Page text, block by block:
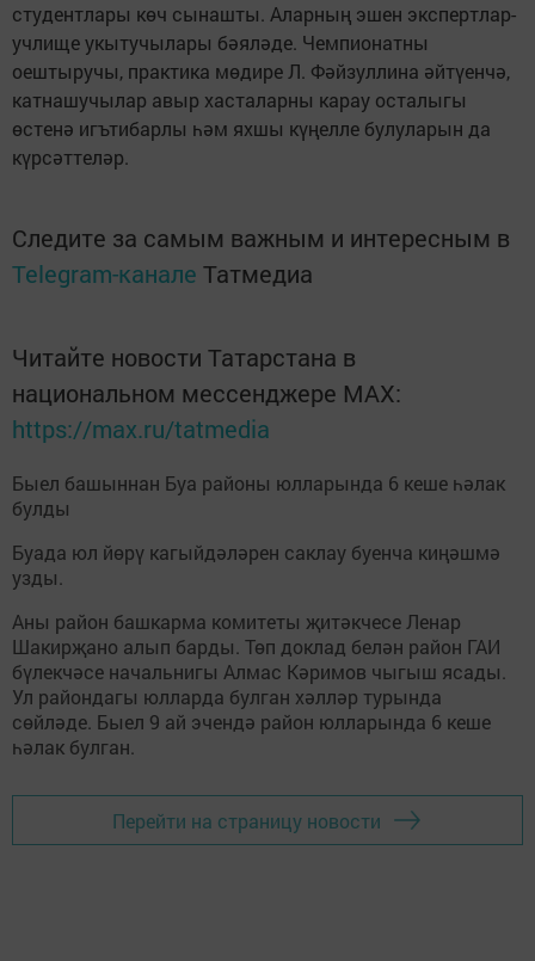
студентлары көч сынашты. Аларның эшен экспертлар-
учлище укытучылары бәяләде. Чемпионатны
оештыручы, практика мөдире Л. Фәйзуллина әйтүенчә,
катнашучылар авыр хасталарны карау осталыгы
өстенә игътибарлы һәм яхшы күңелле булуларын да
күрсәттеләр.
Следите за самым важным и интересным в
Telegram-канале Татмедиа
Читайте новости Татарстана в
национальном мессенджере MАХ:
https://max.ru/tatmedia
Быел башыннан Буа районы юлларында 6 кеше һәлак
булды
Буада юл йөрү кагыйдәләрен саклау буенча киңәшмә
узды.
Аны район башкарма комитеты җитәкчесе Ленар
Шакирҗано алып барды. Төп доклад белән район ГАИ
бүлекчәсе начальнигы Алмас Кәримов чыгыш ясады.
Ул райондагы юлларда булган хәлләр турында
сөйләде. Быел 9 ай эчендә район юлларында 6 кеше
һәлак булган.
Перейти на страницу новости